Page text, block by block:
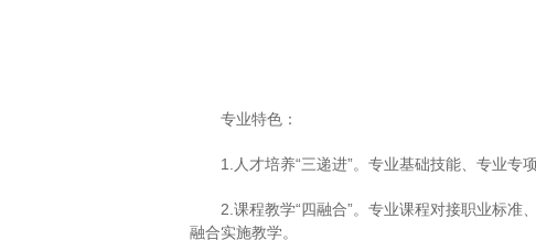
专业特色：
1.人才培养“三递进”。专业基础技能、专业专
2.课程教学“四融合”。专业课程对接职业标
融合实施教学。